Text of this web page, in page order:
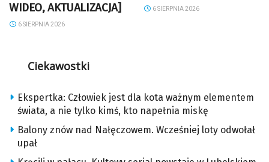
WIDEO, AKTUALIZACJA]
6 SIERPNIA 2026
6 SIERPNIA 2026
Ciekawostki
Ekspertka: Człowiek jest dla kota ważnym elementem
świata, a nie tylko kimś, kto napełnia miskę
Balony znów nad Nałęczowem. Wcześniej loty odwołał
upał